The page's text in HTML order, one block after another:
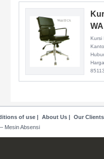
Kursi
of use| About Us| Our Clients
Mesin Absensi